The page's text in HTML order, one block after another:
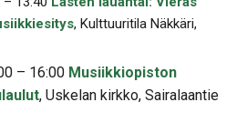
, Kulttuuritila Näkkäri,
– 16:00 Musiikkiopiston
, Uskelan kirkko, Sairalaantie